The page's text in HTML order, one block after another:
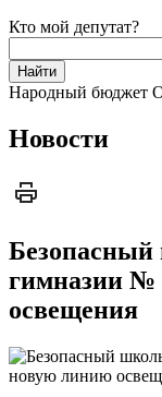
Кто мой депутат?
Народный бюджет
Новости
гимназии №
освещения